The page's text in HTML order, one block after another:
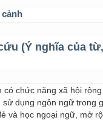
(Ý nghĩa của
có chức năng xã hội
dụng ngôn ngữ trong
và học ngoại ngữ, mở